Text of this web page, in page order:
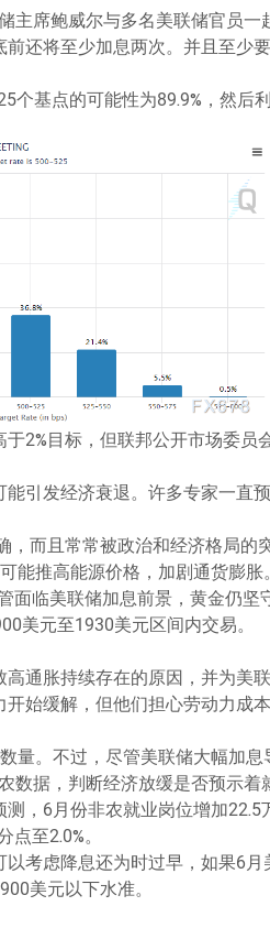
席鲍威尔与多名美联储官员一
还将至少加息两次。并且至少
基点的可能性为89.9%，然后
2%目标，但联邦公开市场委员
引发经济衰退。许多专家一直
而且常常被政治和经济格局的
推高能源价格，加剧通货膨胀。
临美联储加息前景，黄金仍坚
美元至1930美元区间内交易。
通胀持续存在的原因，并为美
始缓解，但他们担心劳动力成
量。不过，尽管美联储大幅加
据，判断经济放缓是否预示着
，6月份非农就业岗位增加22.5
至2.0%。
考虑降息还为时过早，如果6
美元以下水准。